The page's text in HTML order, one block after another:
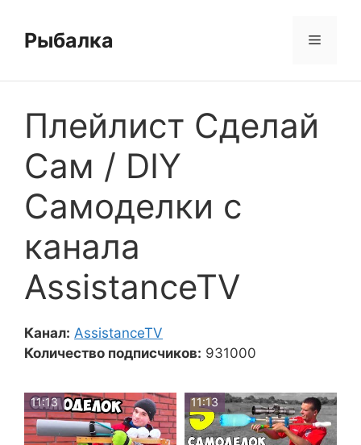
содержимому
Рыбалка Меню
Плейлист Сделай
Сам / DIY
Самоделки с
канала
AssistanceTV
Канал: AssistanceTV
Количество подписчиков: 931000
11:13 11:13